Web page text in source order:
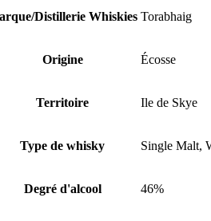
Distillerie Whiskies Torabhaig
Origine Écosse
Territoire Ile de Skye
Type de whisky Single Malt,
Degré d'alcool 46%